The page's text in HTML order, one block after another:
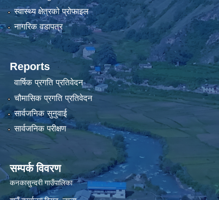
स्वास्थ्य क्षेत्रको प्रोफाइल
नागरिक वडापत्र
Reports
वार्षिक प्रगति प्रतिवेदन
चौमासिक प्रगति प्रतिवेदन
सार्वजनिक सुनुवाई
सार्वजनिक परीक्षण
सम्पर्क विवरण
कनकासुन्दरी गाउँपालिका